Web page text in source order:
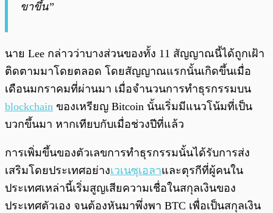
ขาขึ้น”
นาย Lee กล่าวว่าบางส่วนของทั้ง 11 สัญญาณนี้ได้ถูกเฝ้า
ติดตามมาโดยตลอด โดยสัญญาณแรกนั้นเกิดขึ้นเมื่อ
เดือนมกราคมที่ผ่านมา เมื่อจำนวนการทำธุรกรรมบน
blockchain ของเหรียญ Bitcoin นั้นเริ่มมีแนวโน้มที่เป็น
บวกขึ้นมา หากเทียบกับเมื่อช่วงปีที่แล้ว
การเพิ่มขึ้นของตัวเลขการทำธุรกรรมนั้นได้รับการส่ง
เสริมโดยประเทศอย่างเวเนซุเอลาและตุรกีที่ผู้คนใน
ประเทศเหล่านี้เริ่มสูญเสียความเชื่อในสกุลเงินของ
ประเทศตัวเอง จนต้องหันมาพึ่งพา BTC เพื่อเป็นสกุลเงิน